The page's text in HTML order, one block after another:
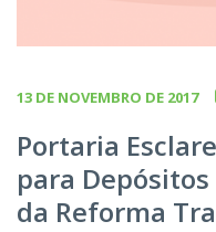
13 DE NOVEMBRO DE 2017
Portaria
para Depósitos
da Reforma